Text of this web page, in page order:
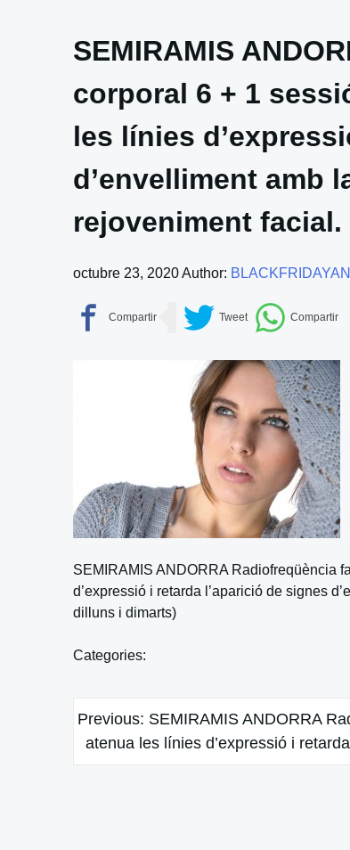
SEMIRAMIS
corporal 6 + 1
les línies
d’envelliment amb
rejoveniment
octubre 23, 2020Author:
SEMIRAMIS ANDORRA Radiofreqüència
d’expressió i retarda l’aparició de signes
dilluns i dimarts)
Categories:
Navegación
de
Previous: SEMIRAMIS ANDORRA
atenua les línies d’expressió i